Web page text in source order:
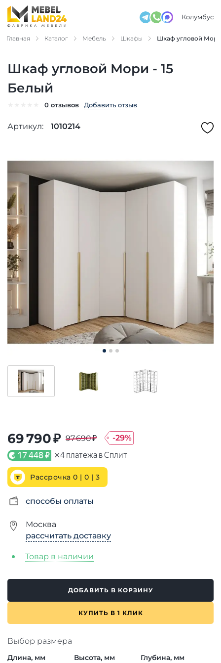
Колумбус
Главная Каталог Мебель Шкафы Шкаф угловой
Шкаф угловой Мори - 15
Белый
0 отзывов Добавить отзыв
Артикул: 1010214
69 790 ₽ 97 690 ₽ -29%
17 448 ₽ ×4 платежа в Сплит
Рассрочка 0 | 0 | 3
способы оплаты
Москва
рассчитать доставку
Товар в наличии
ДОБАВИТЬ В КОРЗИНУ
КУПИТЬ В 1 КЛИК
Выбор размера
Длина, мм Высота, мм Глубина, мм